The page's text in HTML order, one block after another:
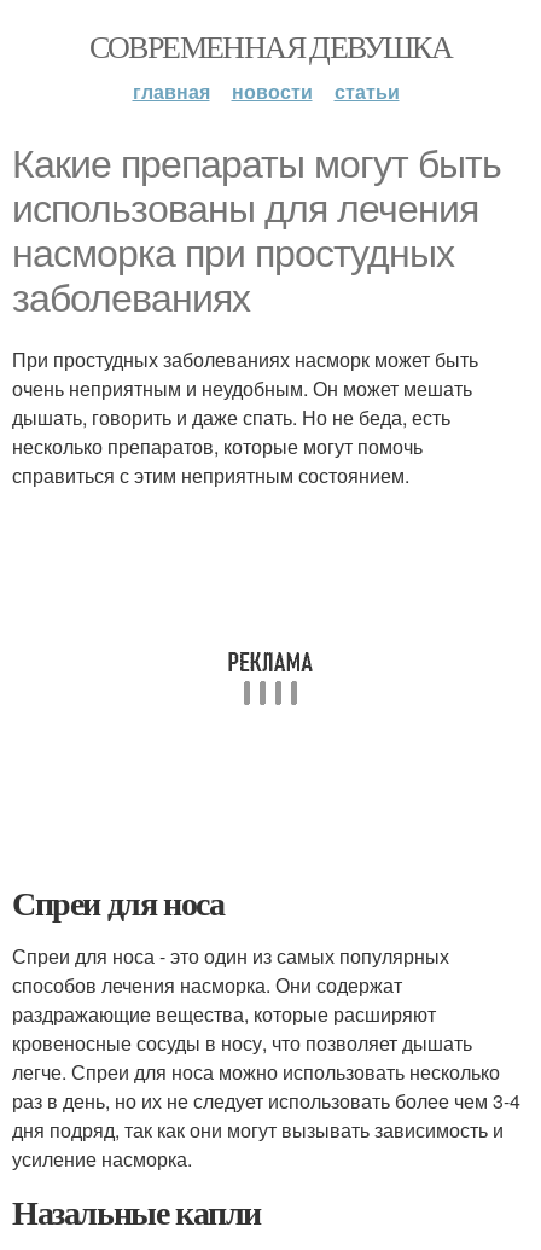
СОВРЕМЕННАЯ ДЕВУШКА
главная новости статьи
Какие препараты могут быть
использованы для лечения
насморка при простудных
заболеваниях
При простудных заболеваниях насморк может быть
очень неприятным и неудобным. Он может мешать
дышать, говорить и даже спать. Но не беда, есть
несколько препаратов, которые могут помочь
справиться с этим неприятным состоянием.
Спреи для носа
Спреи для носа - это один из самых популярных
способов лечения насморка. Они содержат
раздражающие вещества, которые расширяют
кровеносные сосуды в носу, что позволяет дышать
легче. Спреи для носа можно использовать несколько
раз в день, но их не следует использовать более чем 3-4
дня подряд, так как они могут вызывать зависимость и
усиление насморка.
Назальные капли